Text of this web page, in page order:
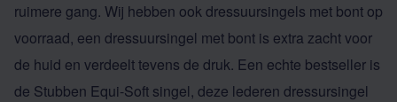
ruimere gang. Wij hebben ook dressuursingels met bont op
voorraad, een dressuursingel met bont is extra zacht voor
de huid en verdeelt tevens de druk. Een echte bestseller is
de Stubben Equi-Soft singel, deze lederen dressursingel